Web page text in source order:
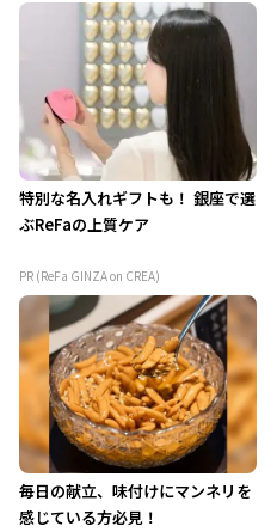
特別な名入れギフトも！ 銀座で選
ぶReFaの上質ケア
PR (ReFa GINZA on CREA)
毎日の献立、味付けにマンネリを
感じている方必見！